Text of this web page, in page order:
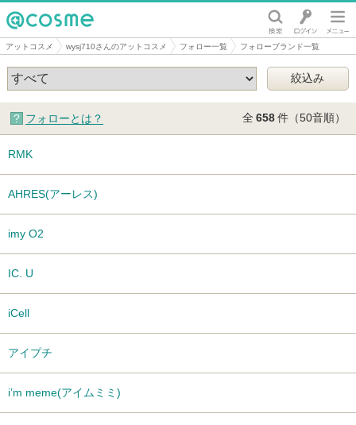
@cosme
アットコスメ wysj710さんのアットコスメ フォロー一覧 フォローブランド一覧
フォローとは？ 全 658件（50音順）
RMK
AHRES(アーレス)
imy O2
IC. U
iCell
アイプチ
i’m meme(アイムミミ)